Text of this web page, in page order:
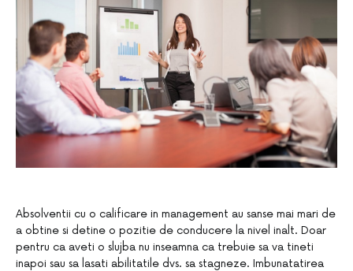
Absolventii cu o calificare in management au sanse mai mari de
a obtine si detine o pozitie de conducere la nivel inalt. Doar
pentru ca aveti o slujba nu inseamna ca trebuie sa va tineti
inapoi sau sa lasati abilitatile dvs. sa stagneze. Imbunatatirea